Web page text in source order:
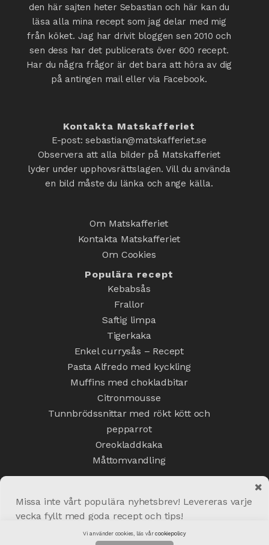
den här sajten heter Sebastian och här kan du
läsa alla mina recept som jag delar med mig
från köket. Jag har drivit bloggen sen 2010 och
sen dess har det publicerats över 600 recept.
Har du några frågor är det bara att höra av dig
på antingen mail eller via Facebook.
Kontakta Matskafferiet
E-post: sebastian@matskafferiet.se
Observera att alla bilder på Matskafferiet
lyder under upphovsrättslagen. Vill du använda
en bild måste du länka och ange källa.
Om Matskafferiet
Kontakta Matskafferiet
Om Cookies
Populära recept
Kebabsås
Frallor
Saftig limpa
Tigerkaka
Enkel currysås – Recept
Pasta Alfredo med kyckling
Muffins med chokladbitar
Citronmousse
Tunnbrödssnittar med rökt kött och
pepparrot
Oreokladdkaka
Måttomvandling
Missa inte vårt populära nyhetsbrev! Levereras varje
vecka fyllt med goda recept och tips!
Vi använder cookies, läs vårcookiepolicy